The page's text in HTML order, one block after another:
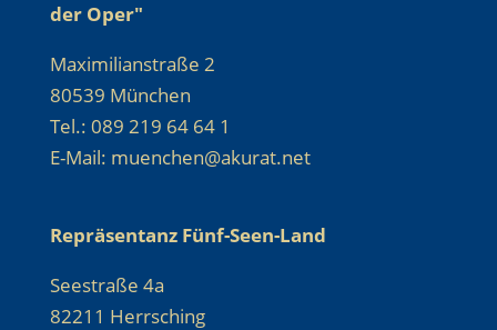
der Oper"
Maximilianstraße 2
80539 München
Tel.: 089 219 64 64 1
E-Mail: muenchen@akurat.net
Repräsentanz Fünf-Seen-Land
Seestraße 4a
82211 Herrsching